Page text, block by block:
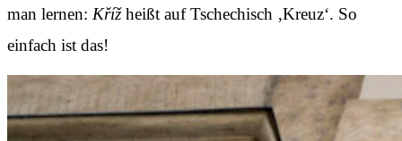
man lernen: Křížheißt auf Tschechisch ‚Kreuz‘. So
einfach ist das!